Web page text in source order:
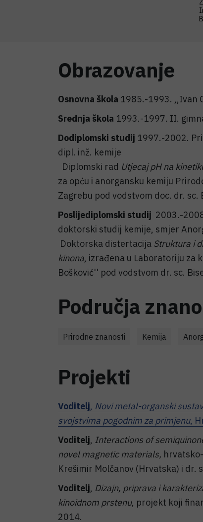
Obrazovanje
Osnovna škola 1985.-1993. ,,Ivan
Srednja škola 1993.-1997. II.
Dodiplomski studij 1997.-2002.
dipl. inž. kemije
Diplomski rad Utjecaj pH na
za opću i anorgansku kemiju
Zagrebu pod vodstvom doc. dr.
Poslijediplomski studij 2003.-
doktorski studij kemije, smjer
Doktorska distertacija Struktura i
kinona, izrađena u Laboratoriju za
Bošković'' pod vodstvom dr. sc.
Područja
Prirodne znanosti Kemija
Projekti
Voditelj, Novi metal-organski
svojstvima pogodnim za primjenu,
Voditelj, Interactions of
novel magnetic materials,
Krešimir Molčanov (Hrvatska) i dr.
Voditelj, Dizajn, priprava i
kinoidnom prstenu, projekt koji
2014.